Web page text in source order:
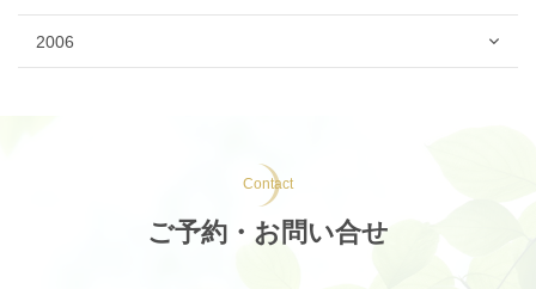
2006
Contact
ご予約・お問い合せ